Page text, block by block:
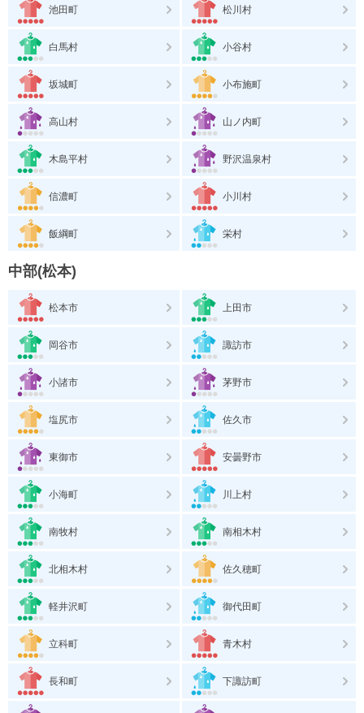
池田町 松川村
白馬村 小谷村
坂城町 小布施町
高山村 山ノ内町
木島平村 野沢温泉村
信濃町 小川村
飯綱町 栄村
中部(松本)
松本市 上田市
岡谷市 諏訪市
小諸市 茅野市
塩尻市 佐久市
東御市 安曇野市
小海町 川上村
南牧村 南相木村
北相木村 佐久穂町
軽井沢町 御代田町
立科町 青木村
長和町 下諏訪町